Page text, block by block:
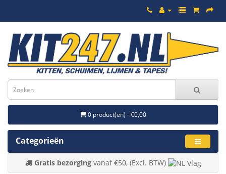
0 product(en) - €0,00
Categorieën
Gratis bezorgingvanaf €50, (Excl. BTW)